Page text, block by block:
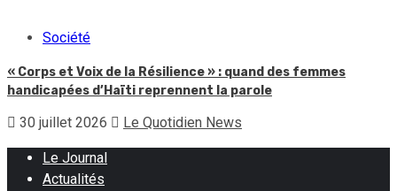
Société
« Corps et Voix de la Résilience » : quand des femmes
handicapées d’Haïti reprennent la parole
30 juillet 2026 Le Quotidien News
Le Journal
Actualités